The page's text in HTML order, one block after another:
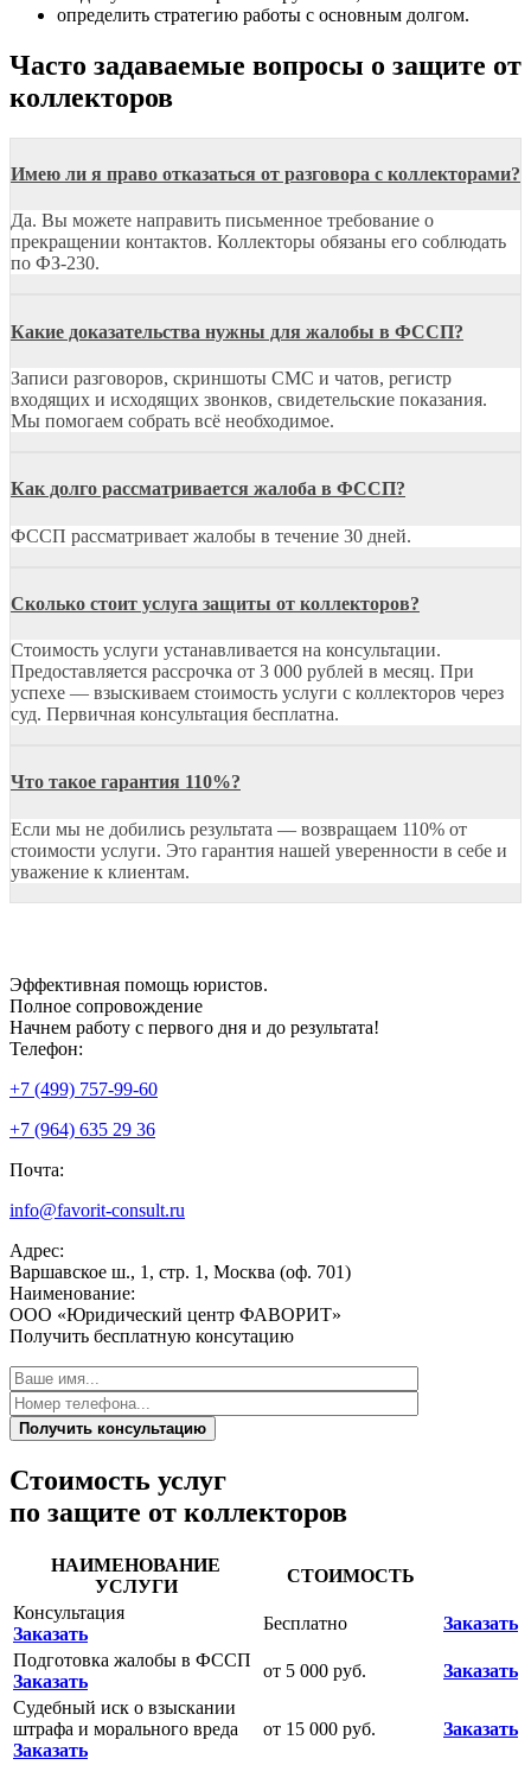
определить стратегию работы с основным долгом.
Часто задаваемые вопросы о защите от
коллекторов
Имею ли я право отказаться от разговора с коллекторами?
Да. Вы можете направить письменное требование о
прекращении контактов. Коллекторы обязаны его соблюдать
по ФЗ-230.
Какие доказательства нужны для жалобы в ФССП?
Записи разговоров, скриншоты СМС и чатов, регистр
входящих и исходящих звонков, свидетельские показания.
Мы помогаем собрать всё необходимое.
Как долго рассматривается жалоба в ФССП?
ФССП рассматривает жалобы в течение 30 дней.
Сколько стоит услуга защиты от коллекторов?
Стоимость услуги устанавливается на консультации.
Предоставляется рассрочка от 3 000 рублей в месяц. При
успехе — взыскиваем стоимость услуги с коллекторов через
суд. Первичная консультация бесплатна.
Что такое гарантия 110%?
Если мы не добились результата — возвращаем 110% от
стоимости услуги. Это гарантия нашей уверенности в себе и
уважение к клиентам.
Эффективная помощь юристов.
Полное сопровождение
Начнем работу с первого дня и до результата!
Телефон:
+7 (499) 757-99-60
+7 (964) 635 29 36
Почта:
info@favorit-consult.ru
Адрес:
Варшавское ш., 1, стр. 1, Москва (оф. 701)
Наименование:
ООО «Юридический центр ФАВОРИТ»
Получить бесплатную консутацию
Получить консультацию
Стоимость услуг
по защите от коллекторов
НАИМЕНОВАНИЕ
УСЛУГИ
СТОИМОСТЬ
Консультация
Заказать
Бесплатно
Заказать
Подготовка жалобы в ФССП
Заказать
от 5 000 руб.
Заказать
Судебный иск о взыскании
штрафа и морального вреда
Заказать
от 15 000 руб. Заказать